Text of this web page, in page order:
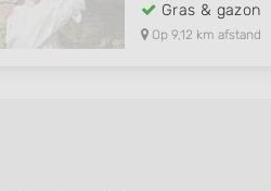
Gras & gazon
Op 9,12 km afstand